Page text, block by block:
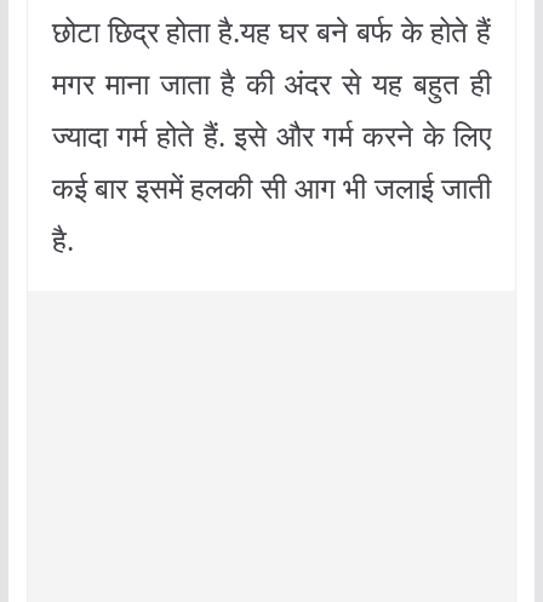
छोटा छिद्र होता है.यह घर बने बर्फ के होते हैं
मगर माना जाता है की अंदर से यह बहुत ही
ज्यादा गर्म होते हैं. इसे और गर्म करने के लिए
कई बार इसमें हलकी सी आग भी जलाई जाती
है.